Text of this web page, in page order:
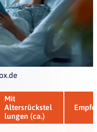
Mit
Altersrückstel
lungen (ca.)